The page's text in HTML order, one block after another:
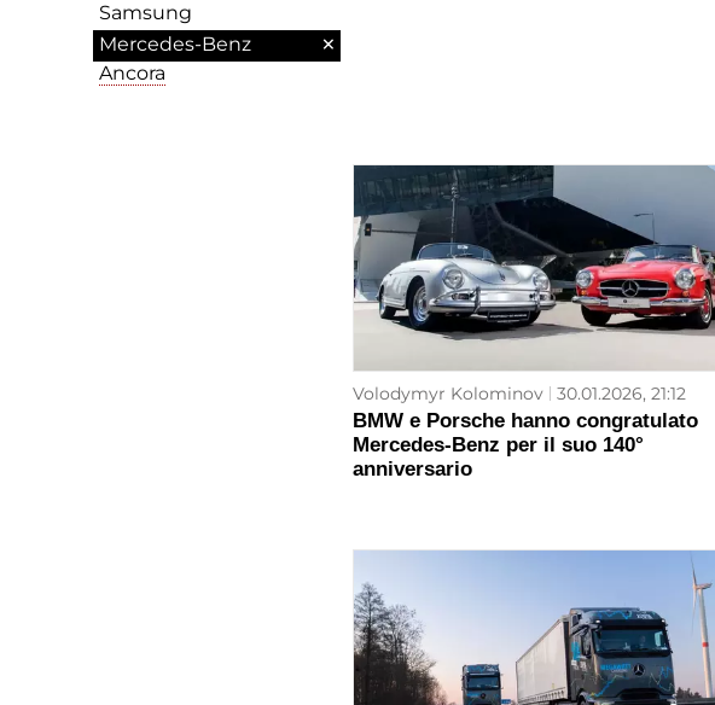
Volodymyr Kolominov 30.01.2026, 21:12
BMW e Porsche hanno congratulato
Mercedes-Benz per il suo 140°
anniversario
Samsung
Mercedes-Benz
×
Ancora